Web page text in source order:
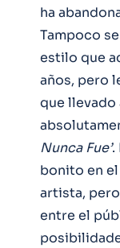
ha
Tampoco
estilo que
años, pero
que llevado
Nunca Fue’.
bonito en
artista,
entre el